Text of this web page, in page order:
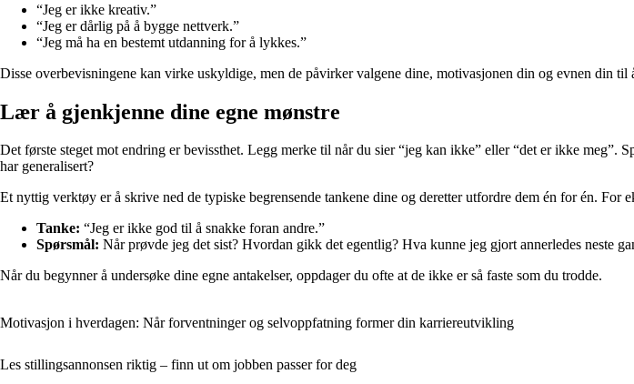
“Jeg er ikke kreativ.”
“Jeg er dårlig på å bygge nettverk.”
“Jeg må ha en bestemt utdanning for å lykkes.”
Disse overbevisningene kan virke uskyldige, men de påvirker valgene dine, motivasjonen din og evnen din til
Lær å gjenkjenne dine egne mønstre
Det første steget mot endring er bevissthet. Legg merke til når du sier “jeg kan ikke” eller “det er ikke
har generalisert?
Et nyttig verktøy er å skrive ned de typiske begrensende tankene dine og deretter utfordre dem én for én. For
Tanke: “Jeg er ikke god til å snakke foran andre.”
Spørsmål: Når prøvde jeg det sist? Hvordan gikk det egentlig? Hva kunne jeg gjort annerledes neste
Når du begynner å undersøke dine egne antakelser, oppdager du ofte at de ikke er så faste som du trodde.
Motivasjon i hverdagen: Når forventninger og selvoppfatning former din karriereutvikling
Les stillingsannonsen riktig – finn ut om jobben passer for deg